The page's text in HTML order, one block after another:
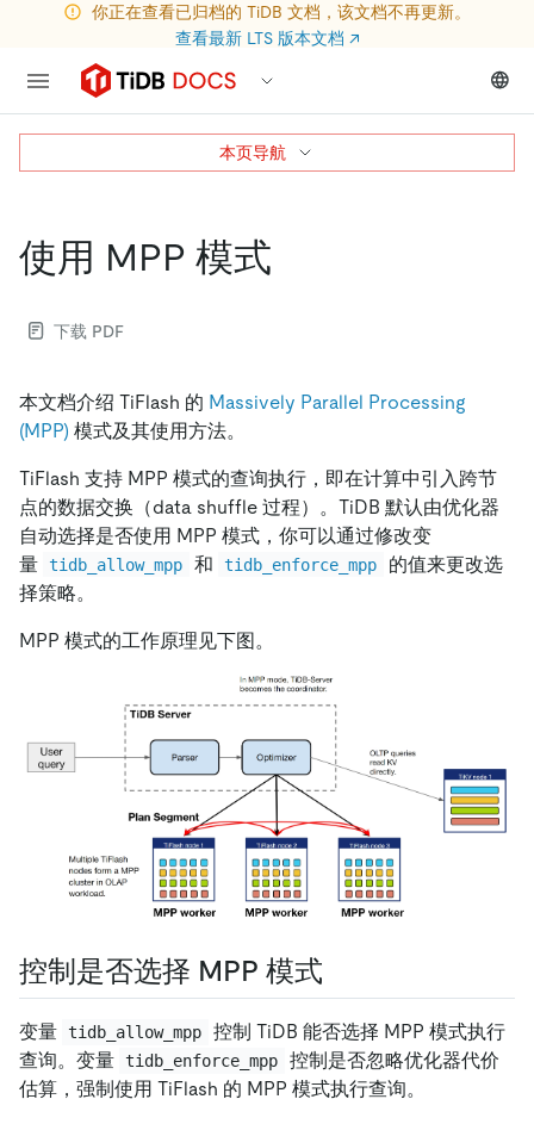
你正在查看已归档的 TiDB 文档，该文档不再更新。
查看最新 LTS 版本文档 ↗
使用 MPP 模式
下载 PDF
本文档介绍 TiFlash 的 Massively Parallel Processing
(MPP) 模式及其使用方法。
TiFlash 支持 MPP 模式的查询执行，即在计算中引入跨节
点的数据交换（data shuffle 过程）。TiDB 默认由优化器
自动选择是否使用 MPP 模式，你可以通过修改变
量 tidb_allow_mpp 和 tidb_enforce_mpp
的值来更改选
择策略。
MPP 模式的工作原理见下图。
控制是否选择 MPP 模式
变量 tidb_allow_mpp
控制 TiDB 能否选择 MPP 模式执行
查询。变量 tidb_enforce_mpp
控制是否忽略优化器代价
估算，强制使用 TiFlash 的 MPP 模式执行查询。
本页导航